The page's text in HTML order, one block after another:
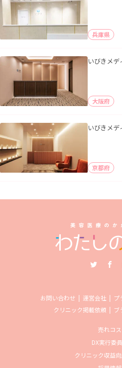
兵庫県
いびきメ
大阪府
いびきメ
京都府
お問い合わせ 運営会社
プ
クリニック掲載依頼
ブ
売れコス
DX実行委
クリニック収益